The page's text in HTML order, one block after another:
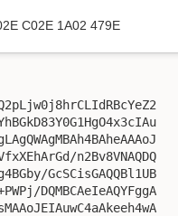
C02E 1A02 479E
n2Bv8VNAQDQ
GcSCisGAQQBl1UB
DQMBCAeIeAQYFggA